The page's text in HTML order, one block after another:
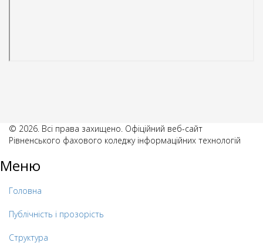
© 2026. Всі права захищено. Офіційний веб-сайт
Рівненського фахового коледжу інформаційних технологій
Меню
Головна
Публічність і прозорість
Структура